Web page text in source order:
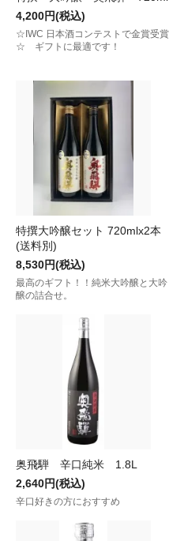
4,200円(税込)
☆IWC 日本酒コンテストで金賞受賞
☆ ギフトに最適です！
特撰大吟醸セット 720mlx2本
(送料別)
8,530円(税込)
最高のギフト！！純米大吟醸と大吟
醸の詰合せ。
奥飛騨 辛口純米 1.8L
2,640円(税込)
辛口好きの方におすすめ